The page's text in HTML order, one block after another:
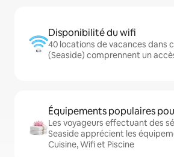
Disponibilité du wifi
40 locations de vacances dans
(Seaside) comprennent un
Équipements populaires
Les voyageurs effectuant des
Seaside apprécient les
Cuisine, Wifi et Piscine